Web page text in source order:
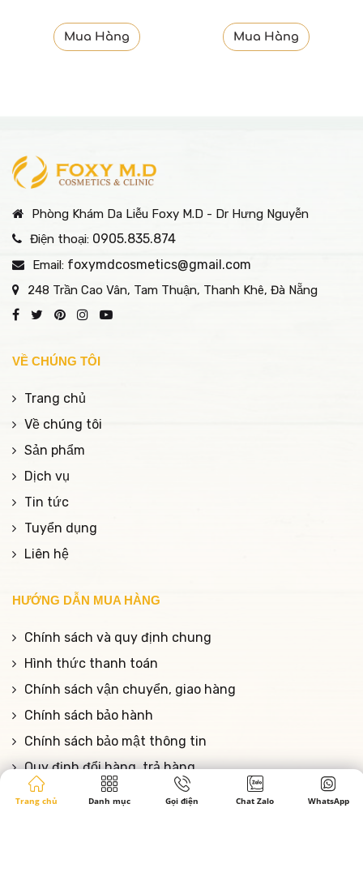
Mua Hàng Mua Hàng
Phòng Khám Da Liễu Foxy M.D - Dr Hưng Nguyễn
Điện thoại: 0905.835.874
Email: foxymdcosmetics@gmail.com
248 Trần Cao Vân, Tam Thuận, Thanh Khê, Đà Nẵng
VỀ CHÚNG TÔI
Trang chủ
Về chúng tôi
Sản phẩm
Dịch vụ
Tin tức
Tuyển dụng
Liên hệ
HƯỚNG DẪN MUA HÀNG
Chính sách và quy định chung
Hình thức thanh toán
Chính sách vận chuyển, giao hàng
Chính sách bảo hành
Chính sách bảo mật thông tin
Quy định đổi hàng, trả hàng
Trang chủ Danh mục Gọi điện Chat Zalo WhatsApp